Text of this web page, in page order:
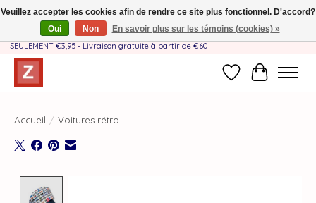
Fait à la main par une équipe mère-fille❤️ - Frais de livraison BE & NL
SEULEMENT €3,95 - Livraison gratuite à partir de €60
Liste dePanier
Accueil / Voitures rétro
Veuillez accepter les cookies afin de rendre ce site plus fonctionnel. D'accord?
Oui
Non En savoir plus sur les témoins (cookies) »